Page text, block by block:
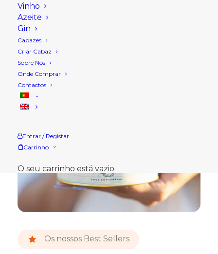
Vinho
Azeite
Gin
Cabazes
Criar Cabaz
Sobre Nós
Onde Comprar
Contactos
Entrar / Registar
Carrinho
O seu carrinho está vazio.
Os nossos Best Sellers